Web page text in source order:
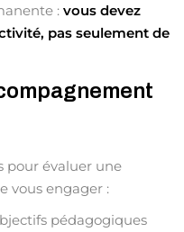
: vous devez
pas seulement de
pour évaluer une
vous engager :
pédagogiques